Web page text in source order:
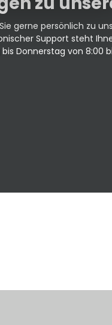
gerne persönlich zu
Support steht
Donnerstag von 8:00